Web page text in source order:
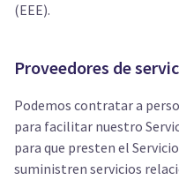
(EEE).
Proveedores de
Podemos contratar a
para facilitar nuestro
para que presten el
suministren servicios